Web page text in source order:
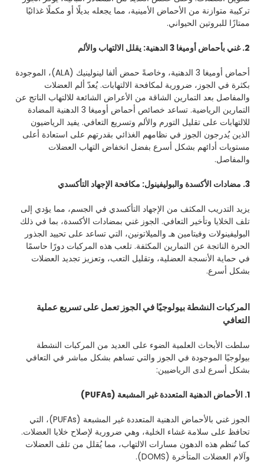
تركيبة متوازنة من الأحماض الأمينية، مما يجعله بديلًا أو مكملًا غذائيًا
ممتازًا للبروتين الحيواني.
2. غني بأحماض أوميغا 3 الدهنية: يقلل الالتهاب والألم
أحماض أوميغا 3 الدهنية، وخاصةً حمض ألفا لينولينيك (ALA)، الموجودة
بكثرة في الجوز، ضرورية لمكافحة الالتهابات. يُعدّ ألم العضلات
والمفاصل بعد التمارين الشاقة من الأعراض الشائعة للالتهاب الناتج عن
التمارين الرياضية. تساعد خصائص أحماض أوميغا 3 الدهنية المضادة
للالتهابات على تقليل التورم والألم وتسريع التعافي. يفيد الرياضيون
الذين يُدرجون الجوز في نظامهم الغذائي بقدرتهم على استعادة أعلى
مستويات أدائهم بشكل أسرع بفضل انخفاض التهاب العضلات
والمفاصل.
3. مضادات الأكسدة والبوليفينول: مكافحة الإجهاد التأكسدي
يزيد التدريب المكثف من الإجهاد التأكسدي في الجسم، مما يؤدي إلى
تلف الخلايا وتأخير التعافي. الجوز غني بمضادات الأكسدة، بما في ذلك
البوليفينولات وفيتامين هـ والميلاتونين، التي تساعد على تحييد الجذور
الحرة الناتجة عن التمارين المكثفة. تلعب هذه المركبات دورًا حاسمًا
في حماية الأنسجة العضلية، وتقليل التعب، وتعزيز تجديد العضلات
بشكل أسرع.
المركبات النشطة بيولوجيًا في الجوز تعمل على تسريع عملية
التعافي
سلطت الأبحاث العلمية الضوء على العديد من المركبات النشطة
بيولوجيًا الموجودة في الجوز والتي تساهم بشكل مباشر في التعافي
بشكل أسرع لدى الرياضيين:
1. الأحماض الدهنية المتعددة غير المشبعة (PUFAs)
الجوز غني بالأحماض الدهنية المتعددة غير المشبعة (PUFAs)، التي
تحافظ على سلامة غشاء الخلية، وهي ضرورية لإصلاح خلايا العضلات.
كما تُنظم هذه الدهون مسارات الالتهاب، مما يُقلل من تلف العضلات
وآلام العضلات المتأخرة (DOMS).